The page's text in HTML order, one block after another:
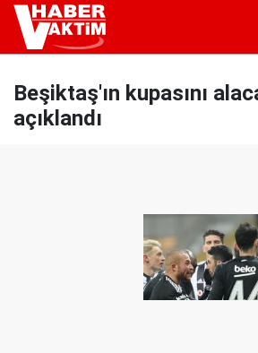
Beşiktaş'ın kupasını
açıklandı